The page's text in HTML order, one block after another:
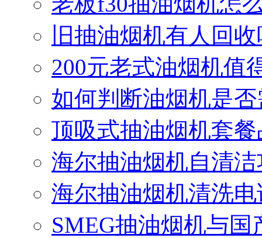
旧抽油烟机有人回
200元老式油烟机值
如何判断油烟机是
顶吸式抽油烟机套
海尔抽油烟机自清
海尔抽油烟机清洗电
SMEG抽油烟机与